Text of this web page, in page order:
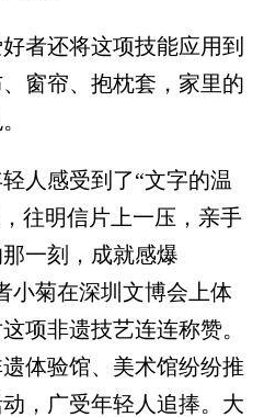
还将这项技能应用到
窗帘、抱枕套，家里的
感受到了“文字的温
往明信片上一压，亲手
一刻，成就感爆
小菊在深圳文博会上体
项非遗技艺连连称赞。
体验馆、美术馆纷纷推
，广受年轻人追捧。大